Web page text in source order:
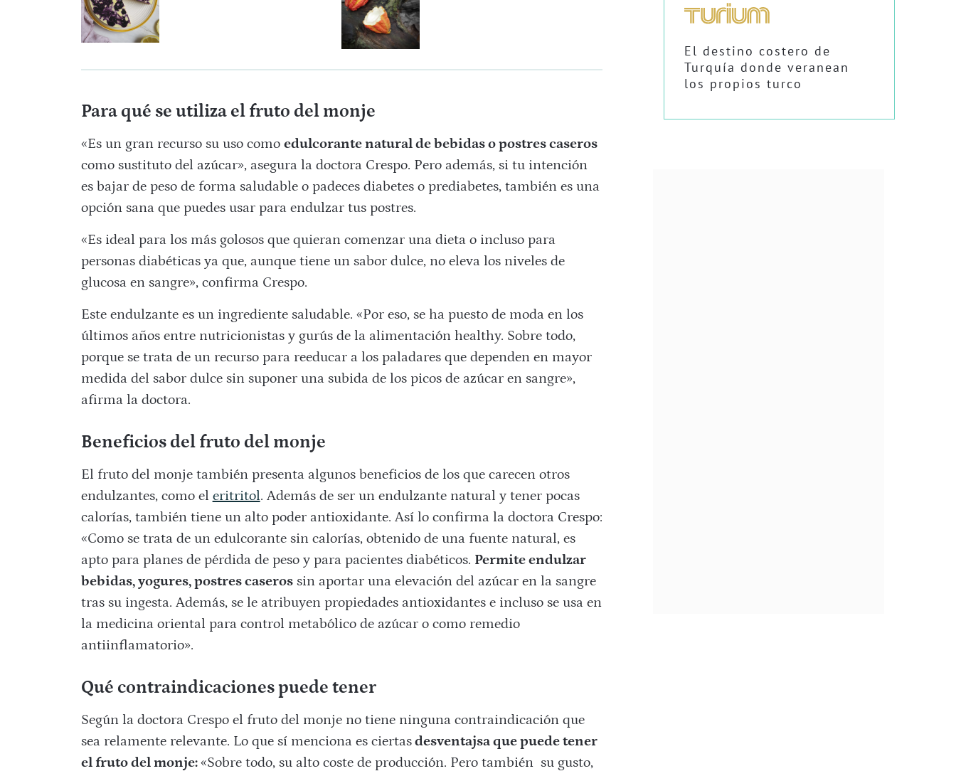
Para qué se utiliza el fruto del monje
«Es un gran recurso su uso como edulcorante natural de bebidas o postres caseros
como sustituto del azúcar», asegura la doctora Crespo. Pero además, si tu intención
es bajar de peso de forma saludable o padeces diabetes o prediabetes, también es una
opción sana que puedes usar para endulzar tus postres.
«Es ideal para los más golosos que quieran comenzar una dieta o incluso para
personas diabéticas ya que, aunque tiene un sabor dulce, no eleva los niveles de
glucosa en sangre», confirma Crespo.
Este endulzante es un ingrediente saludable. «Por eso, se ha puesto de moda en los
últimos años entre nutricionistas y gurús de la alimentación healthy. Sobre todo,
porque se trata de un recurso para reeducar a los paladares que dependen en mayor
medida del sabor dulce sin suponer una subida de los picos de azúcar en sangre»,
afirma la doctora.
Beneficios del fruto del monje
El fruto del monje también presenta algunos beneficios de los que carecen otros
endulzantes, como el eritritol. Además de ser un endulzante natural y tener pocas
calorías, también tiene un alto poder antioxidante. Así lo confirma la doctora Crespo:
«Como se trata de un edulcorante sin calorías, obtenido de una fuente natural, es
apto para planes de pérdida de peso y para pacientes diabéticos. Permite endulzar
bebidas, yogures, postres caserossin aportar una elevación del azúcar en la sangre
tras su ingesta. Además, se le atribuyen propiedades antioxidantes e incluso se usa en
la medicina oriental para control metabólico de azúcar o como remedio
antiinflamatorio».
Qué contraindicaciones puede tener
Según la doctora Crespo el fruto del monje no tiene ninguna contraindicación que
sea relamente relevante. Lo que sí menciona es ciertasdesventajsa que puede tener
el fruto del monje:«Sobre todo, su alto coste de producción. Pero también su gusto,
El destino costero de
Turquía donde veranean
los propios turco